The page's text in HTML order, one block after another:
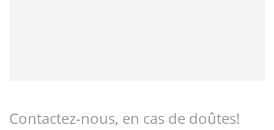
Contactez-nous, en cas de doûtes!